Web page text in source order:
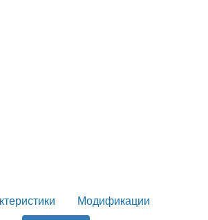
Модификации